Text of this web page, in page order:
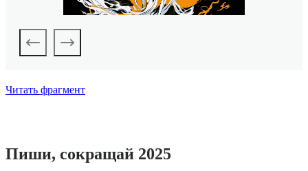
Читать фрагмент
Пиши, сокращай 2025